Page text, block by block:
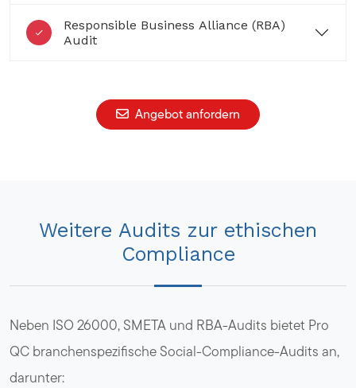
Responsible Business Alliance (RBA)
Audit
Angebot anfordern
Weitere Audits zur ethischen
Compliance
Neben ISO 26000, SMETA und RBA-Audits bietet Pro
QC branchenspezifische Social-Compliance-Audits an,
darunter: